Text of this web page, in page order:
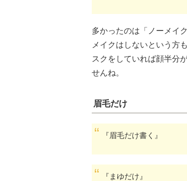
多かったのは「ノーメイ
メイクはしないという方
スクをしていれば顔半分
せんね。
眉毛だけ
『眉毛だけ書く』
『まゆだけ』